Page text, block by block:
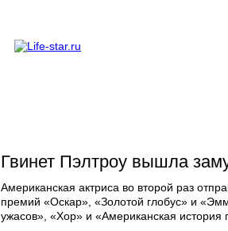
Гвинет Пэлтроу вышла
Американская актриса во второй раз
премий «Оскар», «Золотой глобус» и
ужасов», «Хор» и «Американская история